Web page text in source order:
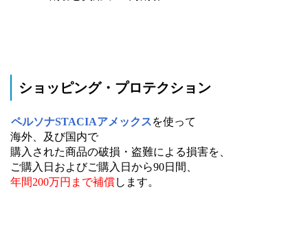
ショッピング・プロテクション
ペルソナSTACIAアメックスを使って
海外、及び国内で
購入された商品の破損・盗難による損害を、
ご購入日およびご購入日から90日間、
年間200万円まで補償します。